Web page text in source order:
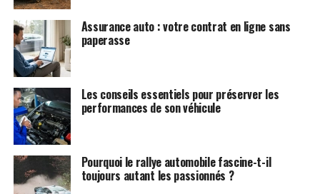
Assurance auto : votre contrat en ligne sans
paperasse
Les conseils essentiels pour préserver les
performances de son véhicule
Pourquoi le rallye automobile fascine-t-il
toujours autant les passionnés ?